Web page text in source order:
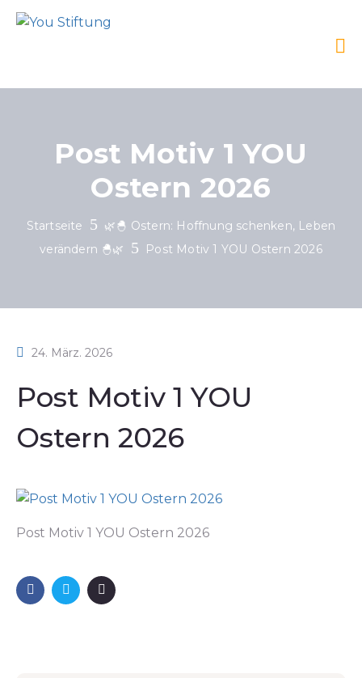
Post Motiv 1 YOU
Ostern 2026
Startseite
🌿🐣 Ostern: Hoffnung schenken, Leben
verändern 🐣🌿
Post Motiv 1 YOU Ostern 2026
24. März. 2026
Post Motiv 1 YOU
Ostern 2026
Post Motiv 1 YOU Ostern 2026